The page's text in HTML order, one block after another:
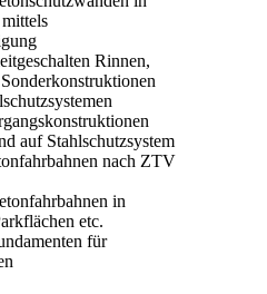
Rinnen,
auf Stahlschutzsystem
nach ZTV
in
etc.
für